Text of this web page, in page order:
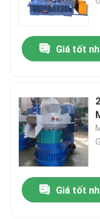
Giá tốt
Giá tốt